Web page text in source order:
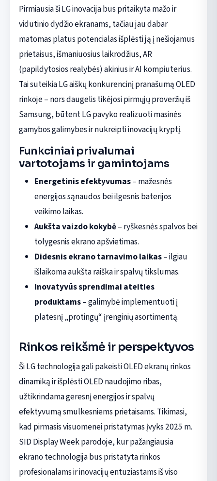
Pirmiausia ši LG inovacija bus pritaikyta mažo ir
vidutinio dydžio ekranams, tačiau jau dabar
matomas platus potencialas išplėsti ją į nešiojamus
prietaisus, išmaniuosius laikrodžius, AR
(papildytosios realybės) akinius ir AI kompiuterius.
Tai suteikia LG aiškų konkurencinį pranašumą OLED
rinkoje – nors daugelis tikėjosi pirmųjų proveržių iš
Samsung, būtent LG pavyko realizuoti masinės
gamybos galimybes ir nukreipti inovacijų kryptį.
Funkciniai privalumai
vartotojams ir gamintojams
Energetinis efektyvumas– mažesnės
energijos sąnaudos bei ilgesnis baterijos
veikimo laikas.
Aukšta vaizdo kokybė– ryškesnės spalvos bei
tolygesnis ekrano apšvietimas.
Didesnis ekrano tarnavimo laikas– ilgiau
išlaikoma aukšta raiška ir spalvų tikslumas.
Inovatyvūs sprendimai ateities
produktams– galimybė implementuoti į
platesnį „protingų“ įrenginių asortimentą.
Rinkos reikšmė ir perspektyvos
Ši LG technologija gali pakeisti OLED ekranų rinkos
dinamiką ir išplėsti OLED naudojimo ribas,
užtikrindama geresnį energijos ir spalvų
efektyvumą smulkesniems prietaisams. Tikimasi,
kad pirmasis visuomenei pristatymas įvyks 2025 m.
SID Display Week parodoje, kur pažangiausia
ekrano technologija bus pristatyta rinkos
profesionalams ir inovacijų entuziastams iš viso